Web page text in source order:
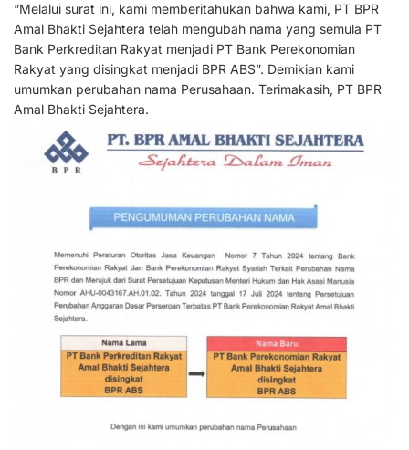
“Melalui surat ini, kami memberitahukan bahwa kami, PT BPR
Amal Bhakti Sejahtera telah mengubah nama yang semula PT
Bank Perkreditan Rakyat menjadi PT Bank Perekonomian
Rakyat yang disingkat menjadi BPR ABS”. Demikian kami
umumkan perubahan nama Perusahaan. Terimakasih, PT BPR
Amal Bhakti Sejahtera.